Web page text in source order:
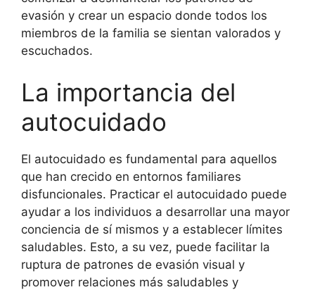
evasión y crear un espacio donde todos los
miembros de la familia se sientan valorados y
escuchados.
La importancia del
autocuidado
El autocuidado es fundamental para aquellos
que han crecido en entornos familiares
disfuncionales. Practicar el autocuidado puede
ayudar a los individuos a desarrollar una mayor
conciencia de sí mismos y a establecer límites
saludables. Esto, a su vez, puede facilitar la
ruptura de patrones de evasión visual y
promover relaciones más saludables y